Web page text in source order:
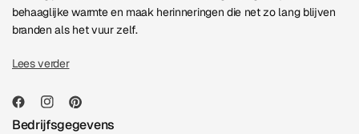
behaaglijke warmte en maak herinneringen die net zo lang blijven
branden als het vuur zelf.
Lees verder
Bedrijfsgegevens